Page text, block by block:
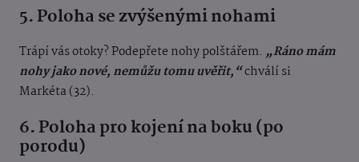
5. Poloha se zvýšenými nohami
Trápí vás otoky? Podepřete nohy polštářem. „Ráno mám
nohy jako nové, nemůžu tomu uvěřit,“chválí si
Markéta (32).
6. Poloha pro kojení na boku (po
porodu)